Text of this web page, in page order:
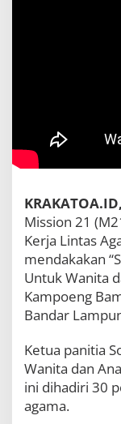
Mission 21
Kerja Lintas
mendakakan
Untuk Wanita
Kampoeng
Bandar
Ketua panitia
Wanita dan
ini dihadiri 30
agama.